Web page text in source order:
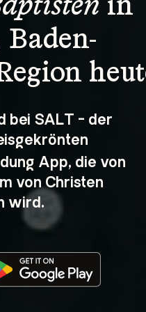
in
bei SALT - der
App, die von
von Christen
wird.